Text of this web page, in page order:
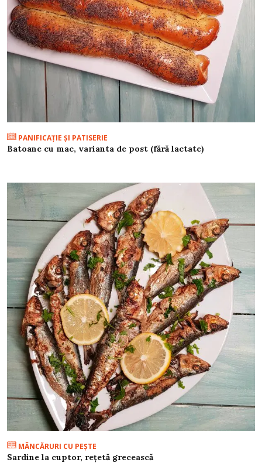
PANIFICAŢIE ŞI PATISERIE
Batoane cu mac, varianta de post (fără lactate)
MÂNCĂRURI CU PEŞTE
Sardine la cuptor, rețetă grecească